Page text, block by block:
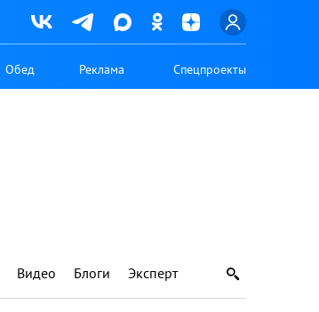
Обед Реклама Спецпроекты
Видео Блоги Эксперт